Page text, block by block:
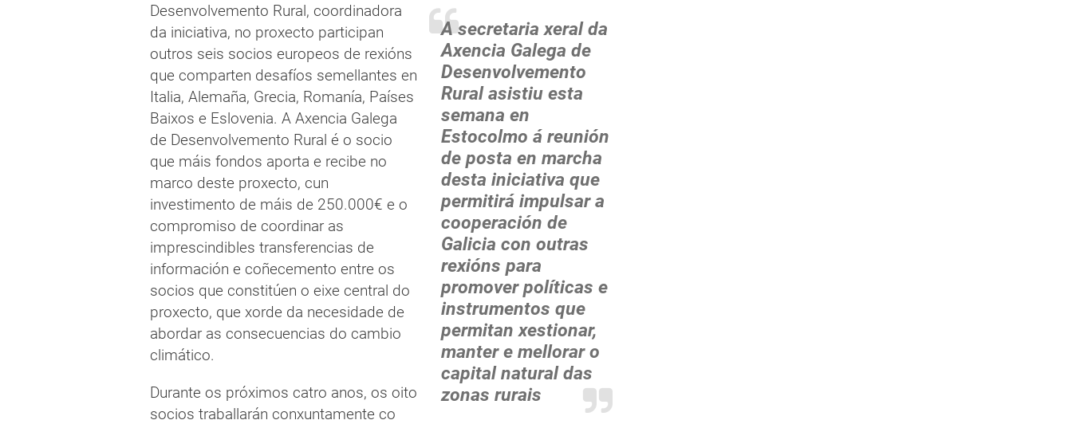
A secretaria xeral da
Axencia Galega de
Desenvolvemento
Rural asistiu esta
semana en
Estocolmo á reunión
de posta en marcha
desta iniciativa que
permitirá impulsar a
cooperación de
Galicia con outras
rexións para
promover políticas e
instrumentos que
permitan xestionar,
manter e mellorar o
capital natural das
zonas rurais
Desenvolvemento Rural, coordinadora
da iniciativa, no proxecto participan
outros seis socios europeos de rexións
que comparten desafíos semellantes en
Italia, Alemaña, Grecia, Romanía, Países
Baixos e Eslovenia. A Axencia Galega
de Desenvolvemento Rural é o socio
que máis fondos aporta e recibe no
marco deste proxecto, cun
investimento de máis de 250.000€ e o
compromiso de coordinar as
imprescindibles transferencias de
información e coñecemento entre os
socios que constitúen o eixe central do
proxecto, que xorde da necesidade de
abordar as consecuencias do cambio
climático.
Durante os próximos catro anos, os oito
socios traballarán conxuntamente co